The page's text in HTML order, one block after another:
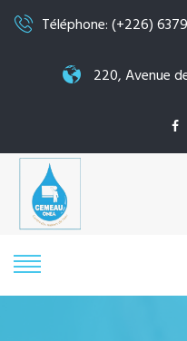
Téléphone: (+226)
220, Avenue